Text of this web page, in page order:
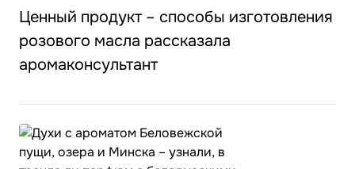
Ценный продукт – способы изготовления
розового масла рассказала
аромаконсультант